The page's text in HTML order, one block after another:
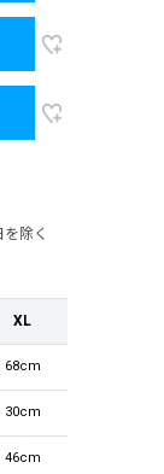
除く
XL
68cm
30cm
46cm